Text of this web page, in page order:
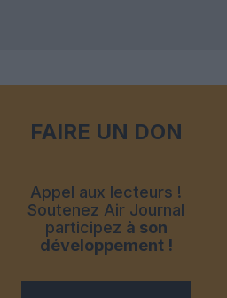
FAIRE UN DON
Appel aux lecteurs !
Soutenez Air Journal
participez à son
développement !